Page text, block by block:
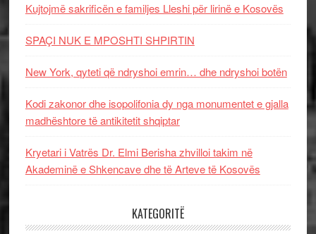
Kujtojmë sakrificën e familjes Lleshi për lirinë e Kosovës
SPAÇI NUK E MPOSHTI SHPIRTIN
New York, qyteti që ndryshoi emrin… dhe ndryshoi botën
Kodi zakonor dhe isopolifonia dy nga monumentet e gjalla
madhështore të antikitetit shqiptar
Kryetari i Vatrës Dr. Elmi Berisha zhvilloi takim në
Akademinë e Shkencave dhe të Arteve të Kosovës
KATEGORITË